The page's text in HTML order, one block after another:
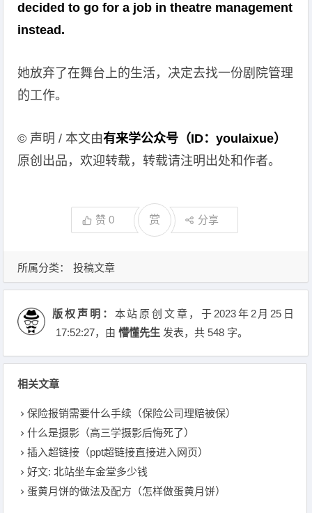
decided to go for a job in theatre management
instead.
她放弃了在舞台上的生活，决定去找一份剧院管理
的工作。
© 声明 / 本文由有来学公众号（ID：youlaixue）
原创出品，欢迎转载，转载请注明出处和作者。
赞0 赏 分享
所属分类： 投稿文章
版权声明： 本站原创文章，于2023年2月25日
17:52:27，由懵懂先生 发表，共 548 字。
相关文章
保险报销需要什么手续（保险公司理赔被保）
什么是摄影（高三学摄影后悔死了）
插入超链接（ppt超链接直接进入网页）
好文: 北站坐车金堂多少钱
蛋黄月饼的做法及配方（怎样做蛋黄月饼）